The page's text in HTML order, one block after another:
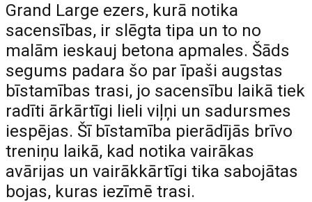
Grand Large ezers, kurā notika
sacensības, ir slēgta tipa un to no
malām ieskauj betona apmales. Šāds
segums padara šo par īpaši augstas
bīstamības trasi, jo sacensību laikā tiek
radīti ārkārtīgi lieli viļņi un sadursmes
iespējas. Šī bīstamība pierādījās brīvo
treniņu laikā, kad notika vairākas
avārijas un vairākkārtīgi tika sabojātas
bojas, kuras iezīmē trasi.